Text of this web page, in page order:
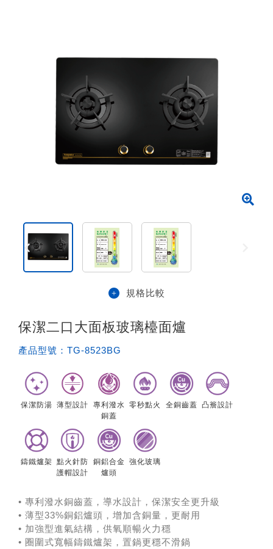
規格比較
保潔二口大面板玻璃檯面爐
產品型號： TG-8523BG
保潔防湯 薄型設計
專利潑水
銅蓋
零秒點火 全銅齒蓋 凸簷設計
鑄鐵爐架 點火針防
護帽設計
銅鋁合金
爐頭
強化玻璃
• 專利潑水銅齒蓋，導水設計，保潔安全更升級
• 薄型33%銅鋁爐頭，增加含銅量，更耐用
• 加強型進氣結構，供氧順暢火力穩
• 圈圍式寬幅鑄鐵爐架，置鍋更穩不滑鍋